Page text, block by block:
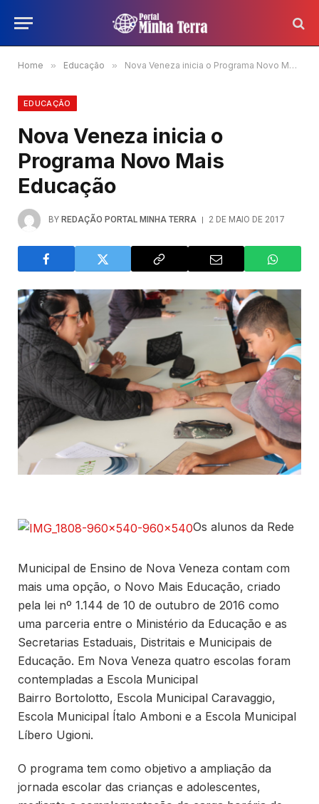
Home » Educação » Nova Veneza inicia o Programa Novo Mais Educação
EDUCAÇÃO
Nova Veneza inicia o
Programa Novo Mais
Educação
BY REDAÇÃO PORTAL MINHA TERRA 2 DE MAIO DE 2017
Os alunos da Rede
Municipal de Ensino de Nova Veneza contam com
mais uma opção, o Novo Mais Educação, criado
pela lei nº 1.144 de 10 de outubro de 2016 como
uma parceria entre o Ministério da Educação e as
Secretarias Estaduais, Distritais e Municipais de
Educação. Em Nova Veneza quatro escolas foram
contempladas a Escola Municipal
Bairro Bortolotto, Escola Municipal Caravaggio,
Escola Municipal Ítalo Amboni e a Escola Municipal
Líbero Ugioni.
O programa tem como objetivo a ampliação da
jornada escolar das crianças e adolescentes,